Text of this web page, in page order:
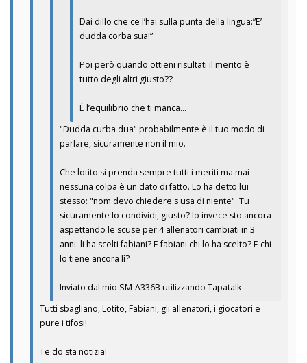
Dai dillo che ce l’hai sulla punta della lingua:”E’
dudda corba sua!”
Poi però quando ottieni risultati il merito è
tutto degli altri giusto??
È l’equilibrio che ti manca…
"Dudda curba dua" probabilmente è il tuo modo di
parlare, sicuramente non il mio.
Che lotito si prenda sempre tutti i meriti ma mai
nessuna colpa è un dato di fatto. Lo ha detto lui
stesso: "nom devo chiedere s usa di niente". Tu
sicuramente lo condividi, giusto? Io invece sto ancora
aspettando le scuse per 4 allenatori cambiati in 3
anni: li ha scelti fabiani? E fabiani chi lo ha scelto? E chi
lo tiene ancora lì?
Inviato dal mio SM-A336B utilizzando Tapatalk
Tutti sbagliano, Lotito, Fabiani, gli allenatori, i giocatori e
pure i tifosi!
Te do sta notizia!